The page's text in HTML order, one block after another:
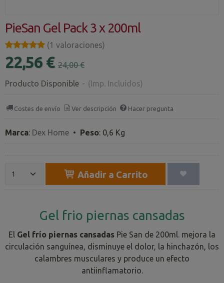
PieSan Gel Pack 3 x 200ml
★★★★★
★★★★★ (1 valoraciones)
22,56 € 24,00 €
Producto Disponible - (Imp. Incluidos)
Costes de envío Ver descripción Hacer pregunta
Marca: Dex Home • Peso: 0,6 Kg
Añadir a Carrito
Gel frio piernas cansadas
El Gel frío piernas cansadas Pie San de 200ml. mejora la
circulación sanguínea, disminuye el dolor, la hinchazón, los
calambres musculares y produce un efecto
antiinflamatorio.